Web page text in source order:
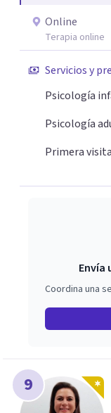
Online
Terapia online
Servicios y
Psicología
Psicología
Primera
Envía
Coordina una
9